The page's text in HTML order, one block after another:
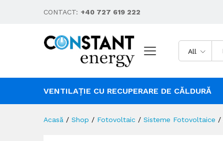
CONTACT: +40 727 619 222
All
VENTILAȚIE CU RECUPERARE DE CĂLDURĂ
Acasă / Shop / Fotovoltaic / Sisteme Fotovoltaice /